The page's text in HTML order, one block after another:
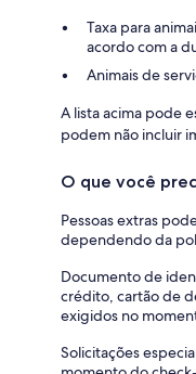
Taxa para
acordo com a
Animais de
A lista acima pode
podem não incluir
O que você
Pessoas extras
dependendo da
Documento de
crédito, cartão de
exigidos no
Solicitações